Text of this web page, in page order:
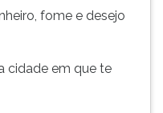
fome e desejo
cidade em que te